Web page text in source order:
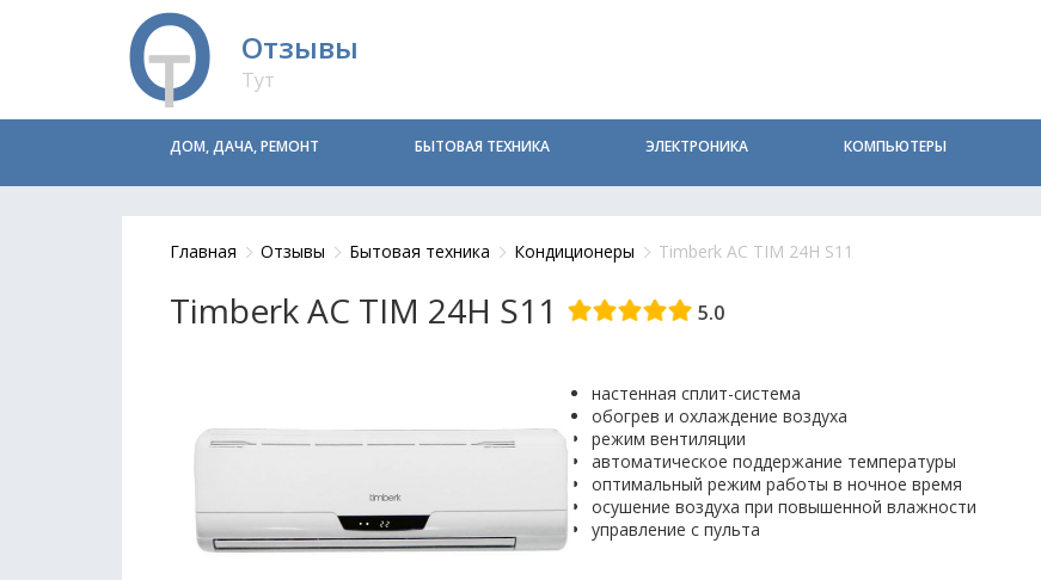
Отзывы
Тут
ДОМ, ДАЧА, РЕМОНТ БЫТОВАЯ ТЕХНИКА ЭЛЕКТРОНИКА КОМПЬЮТЕРЫ
Главная Отзывы Бытовая техника Кондиционеры Timberk AC TIM 24H S11
Timberk AC TIM 24H S11 5.0
настенная сплит-система
обогрев и охлаждение воздуха
режим вентиляции
автоматическое поддержание температуры
оптимальный режим работы в ночное время
осушение воздуха при повышенной влажности
управление с пульта